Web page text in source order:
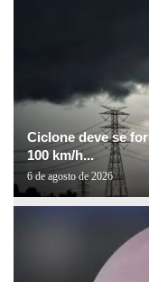
Ciclone deve se
100 km/h...
6 de agosto de 2026